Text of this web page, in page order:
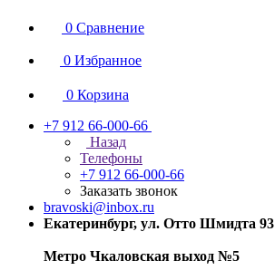
0 Сравнение
0 Избранное
0 Корзина
+7 912 66-000-66
Назад
Телефоны
+7 912 66-000-66
Заказать звонок
bravoski@inbox.ru
Екатеринбург, ул. Отто Шмидта 93
Метро Чкаловская выход №5